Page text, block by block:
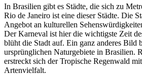
In Brasilien gibt es Städte, die sich zu
Rio de Janeiro ist eine dieser Städte. Die
Angebot an kulturellen
Der Karneval ist hier die wichtigste Zeit
blüht die Stadt auf. Ein ganz anderes Bild
ursprünglichen Naturgebiete in Brasilien.
erstreckt sich der Tropische Regenwald
Artenvielfalt.